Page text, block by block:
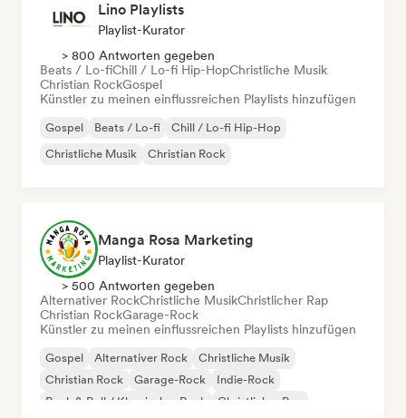
Lino Playlists
Playlist-Kurator
> 800 Antworten gegeben
Beats / Lo-fiChill / Lo-fi Hip-HopChristliche Musik
Christian RockGospel
Künstler zu meinen einflussreichen Playlists hinzufügen
Gospel Beats / Lo-fi
Chill / Lo-fi Hip-Hop
Christliche Musik
Christian Rock
Manga Rosa Marketing
Playlist-Kurator
> 500 Antworten gegeben
Alternativer RockChristliche MusikChristlicher Rap
Christian RockGarage-Rock
Künstler zu meinen einflussreichen Playlists hinzufügen
Gospel Alternativer Rock
Christliche Musik
Christian Rock
Garage-Rock
Indie-Rock
Rock & Roll / Klassischer Rock
Christlicher Rap